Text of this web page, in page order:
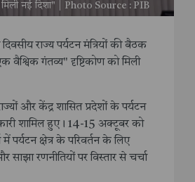
मिली नई दिशा" | Photo Source : PIB
राज्य पर्यटन मंत्रियों की बैठक
वैश्विक गंतव्य" दृष्टिकोण को मिली
और केंद्र शासित प्रदेशों के पर्यटन
शामिल हुए। 14-15 अक्टूबर को
पर्यटन क्षेत्र के परिवर्तन के लिए
साझा रणनीतियों पर विस्तार से चर्चा